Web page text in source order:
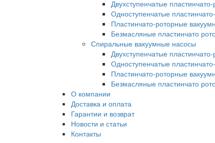
Двухступенчатые
Одноступенчатые
Пластинчато-роторные
Безмасляные пластинчато
Спиральные вакуумные насосы
Двухступенчатые
Одноступенчатые
Пластинчато-роторные
Безмасляные пластинчато
О компании
Доставка и оплата
Гарантии и возврат
Новости и статьи
Контакты